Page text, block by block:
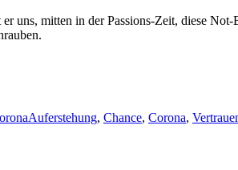
uns, mit­ten in der Pas­sions-Zeit, diese
Auferstehung, Chance, Corona,